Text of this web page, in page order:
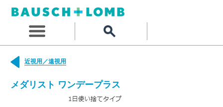
近視用／遠視用
メダリスト ワンデープラス